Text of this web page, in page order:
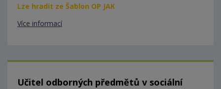
Lze hradit ze Šablon OP JAK
Více informací
Učitel odborných předmětů v sociální